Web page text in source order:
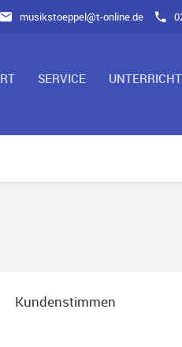
musikstoeppel@t-online.de
SERVICE UNTERRICHT
Kundenstimmen